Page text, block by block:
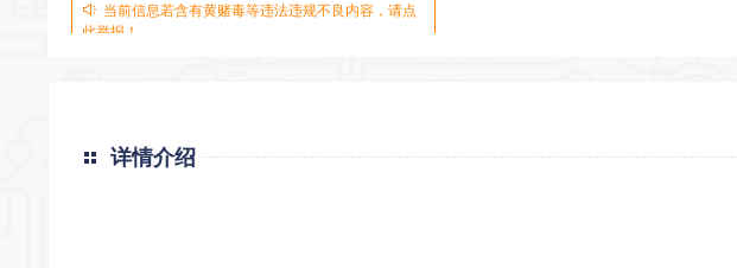
当前信息若含有黄赌毒等违法违规不良内容，请点
此举报！
详情介绍